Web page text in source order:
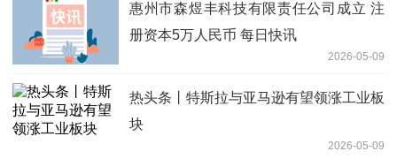
惠州市森煜丰科技有限责任公司成立 注
册资本5万人民币 每日快讯
2026-05-09
热头条丨特斯拉与亚马逊有望领涨工业板
块
2026-05-09